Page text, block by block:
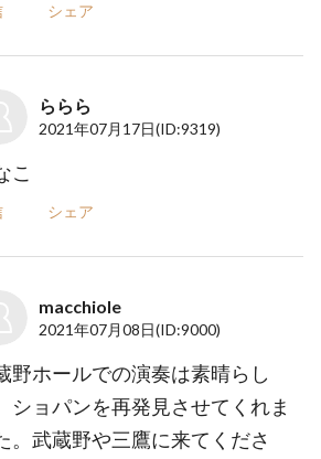
シェア
ららら
2021年07月17日(ID:9319)
こ
シェア
macchiole
2021年07月08日(ID:9000)
野ホールでの演奏は素晴らし
ショパンを再発見させてくれま
。武蔵野や三鷹に来てくださ